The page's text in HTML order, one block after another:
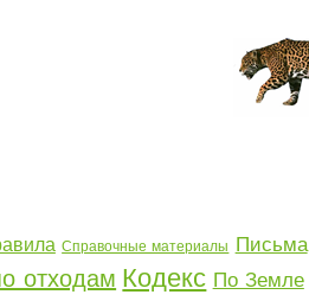
Справочные материалы Письма
отходам Кодекс По Земле